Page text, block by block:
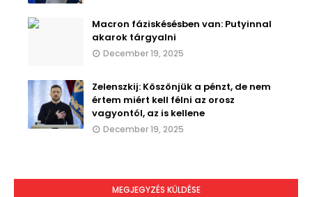
Macron fáziskésésben van: Putyinnal
akarok tárgyalni
December 19, 2025
Zelenszkij: Köszönjük a pénzt, de nem
értem miért kell félni az orosz
vagyontól, az is kellene
December 19, 2025
MEGJEGYZÉS KÜLDÉSE